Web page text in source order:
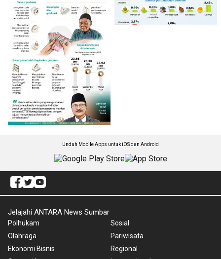
Unduh Mobile Apps untuk iOS dan Android
Jelajahi ANTARA News Sumbar
Polhukam
Olahraga
Ekonomi Bisnis
Sosial
Pariwisata
Regional